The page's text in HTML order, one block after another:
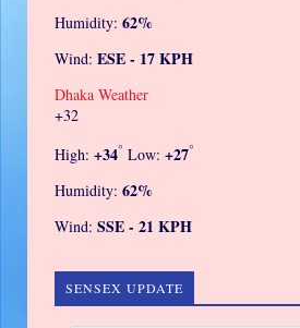
Humidity: 62%
Wind: ESE - 17 KPH
Dhaka Weather
+32
High: +34° Low: +27°
Humidity: 62%
Wind: SSE - 21 KPH
SENSEX UPDATE